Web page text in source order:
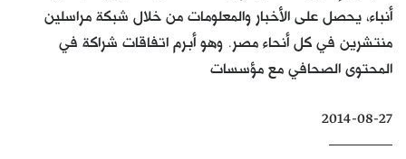
دفاتر
بالصورة
الأرشيف
أنباء، يحصل على الأخبار والمعلومات من خلال شبكة مراسلين
منتشرين في كل أنحاء مصر. وهو أبرم اتفاقات شراكة في
المحتوى الصحافي مع مؤسسات
2014-08-27